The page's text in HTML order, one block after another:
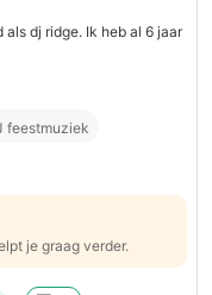
dj ridge. Ik heb al 6 jaar
feestmuziek
je graag verder.